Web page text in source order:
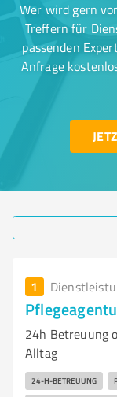
Wer wird gern
Treffern für
passenden
Anfrage
1
24h Betreuung
Alltag
24-H-BETREUUNG